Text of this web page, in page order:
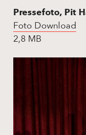
Pressefoto, Pit
Foto Download
2,8 MB